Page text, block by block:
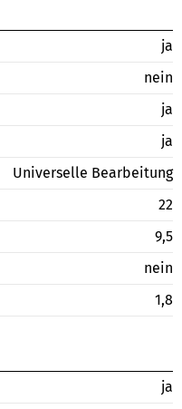
ja
nein
ja
ja
Universelle Bearbeitung
22
9,5
nein
1,8
ja